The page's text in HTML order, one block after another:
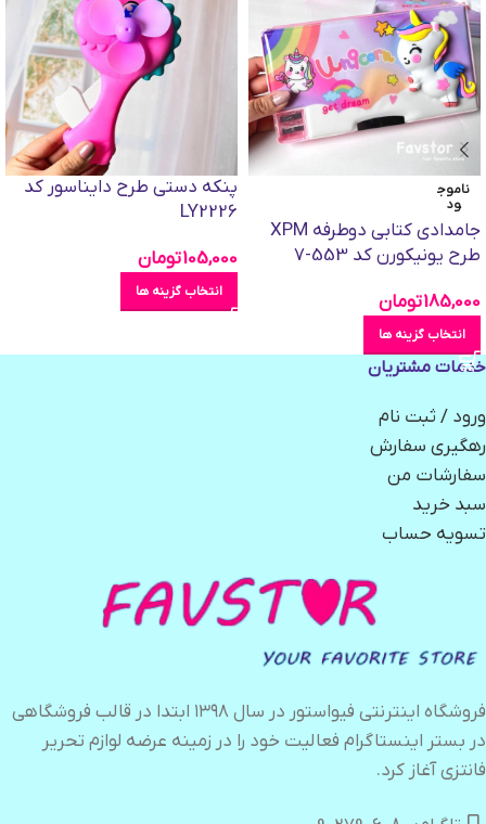
ناموج
ود
جامدادی کتابی دوطرفه XPM
طرح یونیکورن کد 553-7
185,000تومان
انتخاب گزینه ها
پنکه دستی طرح دایناسور کد
LY2226
105,000تومان
انتخاب گزینه ها
خدمات مشتریان
ورود / ثبت نام
رهگیری سفارش
سفارشات من
سبد خرید
تسویه حساب
فروشگاه اینترنتی فیواستور در سال ۱۳۹۸ ابتدا در قالب فروشگاهی
در بستر اینستاگرام فعالیت خود را در زمینه عرضه لوازم تحریر
فانتزی آغاز کرد.